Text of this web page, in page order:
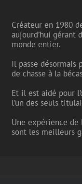
Créateur en 1980
aujourd’hui gérant
monde entier.
Il passe désormais
de chasse à la
Et il est aidé pour
l’un des seuls
Une expérience
sont les meilleurs